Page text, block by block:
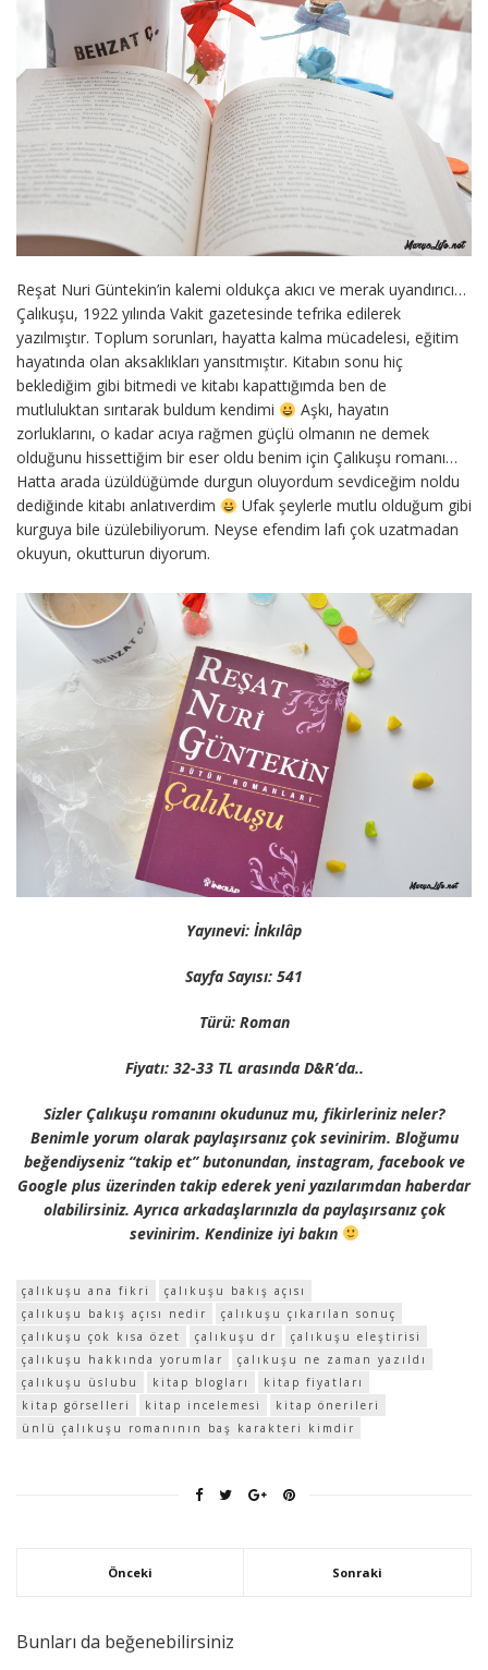
Reşat Nuri Güntekin’in kalemi oldukça akıcı ve merak uyandırıcı…
Çalıkuşu, 1922 yılında Vakit gazetesinde tefrika edilerek
yazılmıştır. Toplum sorunları, hayatta kalma mücadelesi, eğitim
hayatında olan aksaklıkları yansıtmıştır. Kitabın sonu hiç
beklediğim gibi bitmedi ve kitabı kapattığımda ben de
mutluluktan sırıtarak buldum kendimi
Aşkı, hayatın
zorluklarını, o kadar acıya rağmen güçlü olmanın ne demek
olduğunu hissettiğim bir eser oldu benim için Çalıkuşu romanı…
Hatta arada üzüldüğümde durgun oluyordum sevdiceğim noldu
dediğinde kitabı anlatıverdim
Ufak şeylerle mutlu olduğum gibi
kurguya bile üzülebiliyorum. Neyse efendim lafı çok uzatmadan
okuyun, okutturun diyorum.
Yayınevi: İnkılâp
Sayfa Sayısı: 541
Türü: Roman
Fiyatı: 32-33 TL arasında D&R’da..
Sizler Çalıkuşu romanını okudunuz mu, fikirleriniz neler?
Benimle yorum olarak paylaşırsanız çok sevinirim. Bloğumu
beğendiyseniz “takip et” butonundan, instagram, facebook ve
Google plus üzerinden takip ederek yeni yazılarımdan haberdar
olabilirsiniz. Ayrıca arkadaşlarınızla da paylaşırsanız çok
sevinirim. Kendinize iyi bakın
çalıkuşu ana fikri
çalıkuşu bakış açısı
çalıkuşu bakış açısı nedir
çalıkuşu çıkarılan sonuç
çalıkuşu çok kısa özet
çalıkuşu dr
çalıkuşu eleştirisi
çalıkuşu hakkında yorumlar
çalıkuşu ne zaman yazıldı
çalıkuşu üslubu
kitap blogları
kitap fiyatları
kitap görselleri
kitap incelemesi
kitap önerileri
ünlü çalıkuşu romanının baş karakteri kimdir
Önceki Sonraki
Bunları da beğenebilirsiniz